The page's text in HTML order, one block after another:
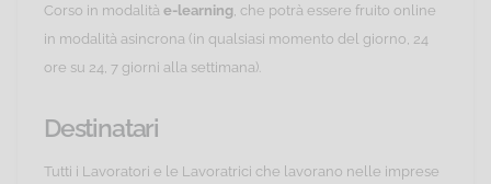
Corso in modalità e-learning , che potrà essere fruito online
in modalità asincrona (in qualsiasi momento del giorno, 24
ore su 24, 7 giorni alla settimana).
Destinatari
Tutti i Lavoratori e le Lavoratrici che lavorano nelle imprese